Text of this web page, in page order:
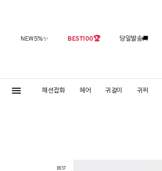
NEW5%✨ BEST100🏆 당일발송🚚
패션잡화 헤어 귀걸이 귀찌
BEST